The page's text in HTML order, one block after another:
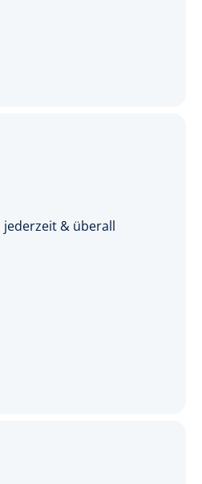
jederzeit & überall